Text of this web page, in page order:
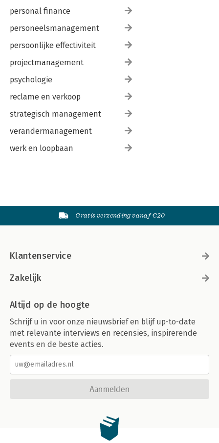
personal finance
personeelsmanagement
persoonlijke effectiviteit
projectmanagement
psychologie
reclame en verkoop
strategisch management
verandermanagement
werk en loopbaan
Gratis verzending vanaf €20
Klantenservice
Zakelijk
Altijd op de hoogte
Schrijf u in voor onze nieuwsbrief en blijf up-to-date
met relevante interviews en recensies, inspirerende
events en de beste acties.
Aanmelden